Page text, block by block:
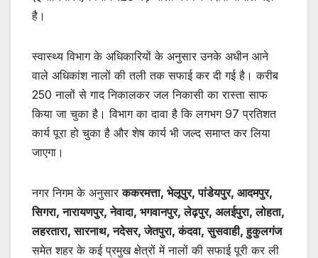
है।
स्वास्थ्य विभाग के अधिकारियों के अनुसार उनके अधीन आने
वाले अधिकांश नालों की तली तक सफाई कर दी गई है। करीब
250 नालों से गाद निकालकर जल निकासी का रास्ता साफ
किया जा चुका है। विभाग का दावा है कि लगभग 97 प्रतिशत
कार्य पूरा हो चुका है और शेष कार्य भी जल्द समाप्त कर लिया
जाएगा।
नगर निगम के अनुसारककरमत्ता, भेलूपुर, पांडेयपुर, आदमपुर,
सिगरा, नारायणपुर, नेवादा, भगवानपुर, लेढ़पुर, अलईपुरा, लोहता,
लहरतारा, सारनाथ, नदेसर, जेतपुरा, कंदवा, सुसवाही, हुकुलगंज
समेत शहर के कई प्रमुख क्षेत्रों में नालों की सफाई पूरी कर ली